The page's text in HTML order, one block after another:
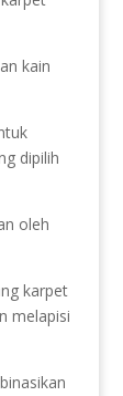
kain
dipilih
oleh
karpet
melapisi